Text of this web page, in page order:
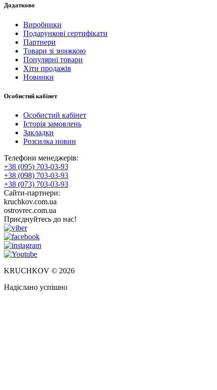
Додатково
Виробники
Подарункові сертифікати
Партнери
Товари зі знижкою
Популярні товари
Хіти продажів
Новинки
Особистий кабінет
Особистий кабінет
Історія замовлень
Закладки
Розсилка новин
Телефони менеджерів:
+38 (095) 703-03-93
+38 (098) 703-03-93
+38 (073) 703-03-93
Сайти-партнери:
kruchkov.com.ua
ostrovrec.com.ua
Приєднуйтесь до нас!
KRUCHKOV © 2026
Надіслано успішно